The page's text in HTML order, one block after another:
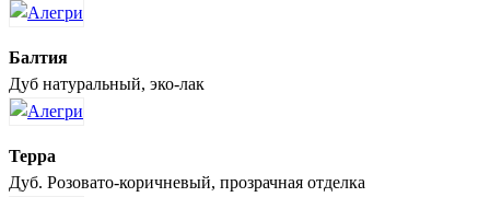
Балтия
Дуб натуральный, эко-лак
Терра
Дуб. Розовато-коричневый, прозрачная отделка